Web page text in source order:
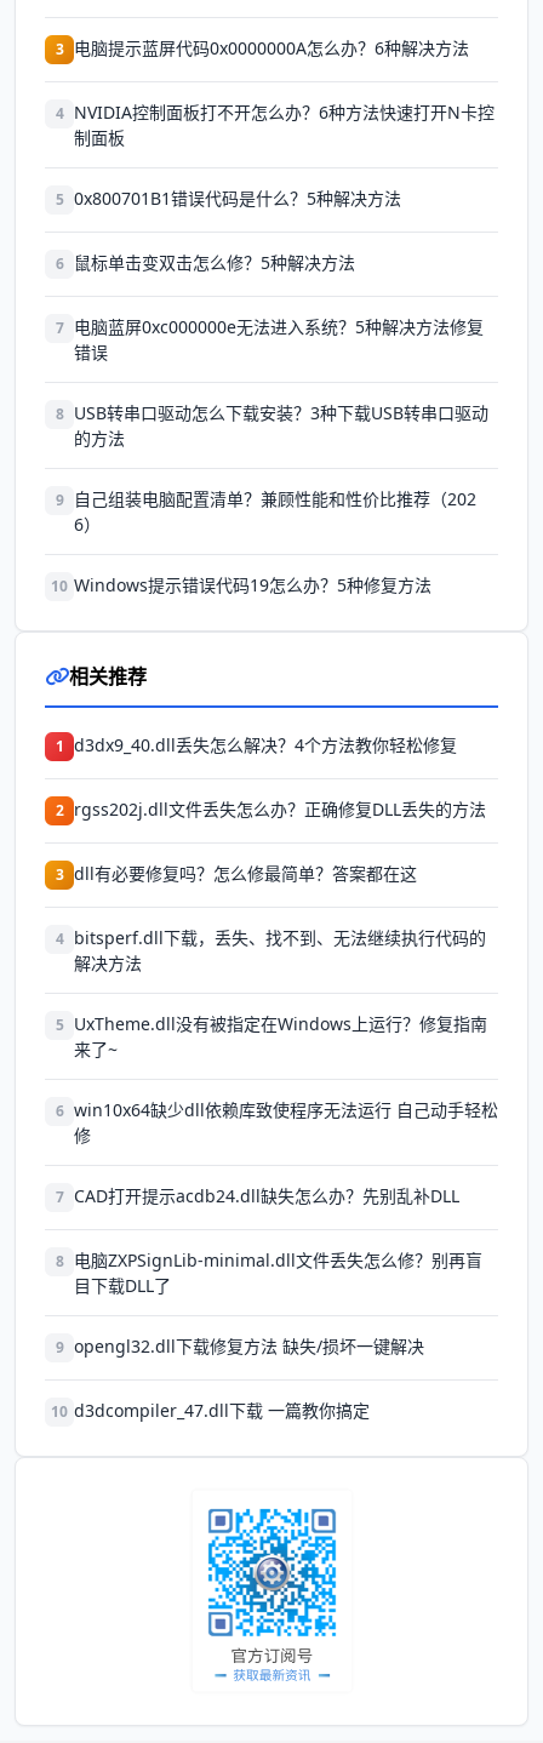
3 电脑提示蓝屏代码0x0000000A怎么办？6种解决方法
4 NVIDIA控制面板打不开怎么办？6种方法快速打开N卡控
制面板
5 0x800701B1错误代码是什么？5种解决方法
6 鼠标单击变双击怎么修？5种解决方法
7 电脑蓝屏0xc000000e无法进入系统？5种解决方法修复
错误
8 USB转串口驱动怎么下载安装？3种下载USB转串口驱动
的方法
9
自己组装电脑配置清单？兼顾性能和性价比推荐（202
6）
10 Windows提示错误代码19怎么办？5种修复方法
相关推荐
1 d3dx9_40.dll丢失怎么解决？4个方法教你轻松修复
2 rgss202j.dll文件丢失怎么办？正确修复DLL丢失的方法
3 dll有必要修复吗？怎么修最简单？答案都在这
4 bitsperf.dll下载，丢失、找不到、无法继续执行代码的
解决方法
5 UxTheme.dll没有被指定在Windows上运行？修复指南
来了~
6 win10x64缺少dll依赖库致使程序无法运行 自己动手轻松
修
7 CAD打开提示acdb24.dll缺失怎么办？先别乱补DLL
8 电脑ZXPSignLib-minimal.dll文件丢失怎么修？别再盲
目下载DLL了
9 opengl32.dll下载修复方法 缺失/损坏一键解决
10 d3dcompiler_47.dll下载 一篇教你搞定